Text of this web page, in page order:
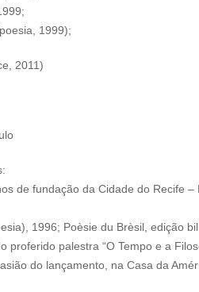
1999);
2011)
de fundação da Cidade do Recife
1996; Poèsie du Brèsil, edição
proferido palestra “O Tempo e a
do lançamento, na Casa da